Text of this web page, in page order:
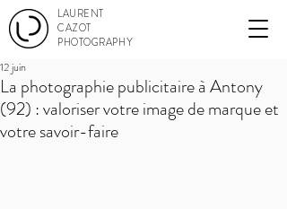
LAURENT
CAZOT
PHOTOGRAPHY
La photographie publicitaire à Antony
(92) : valoriser votre image de marque et
votre savoir-faire
12 juin